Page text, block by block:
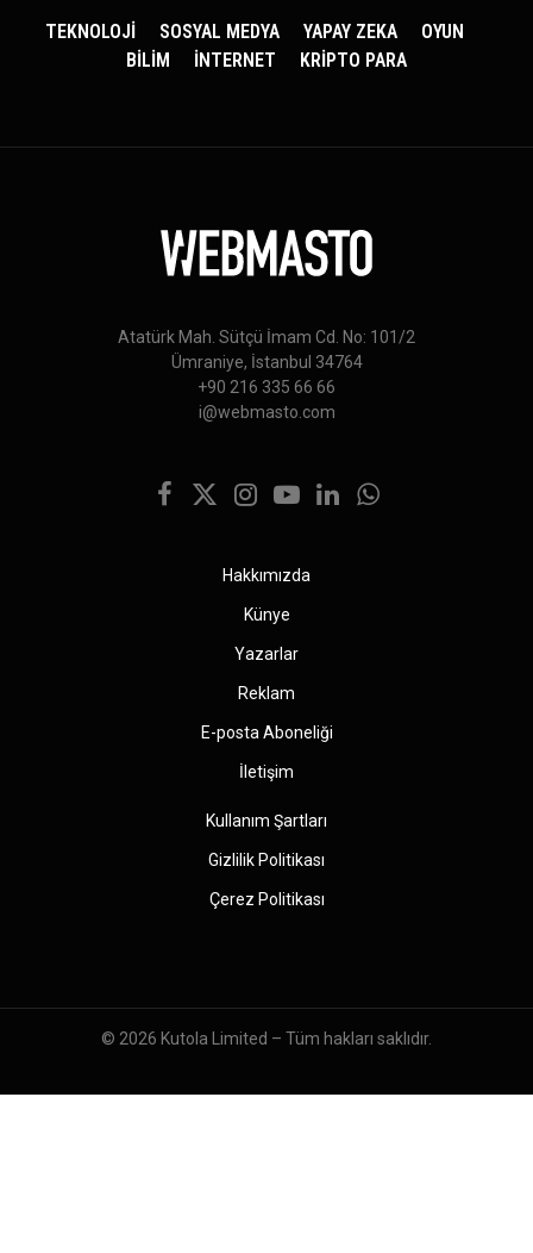
TEKNOLOJİ SOSYAL MEDYA YAPAY ZEKA
OYUN
BİLİM
İNTERNET KRİPTO PARA
Atatürk Mah. Sütçü İmam Cd. No: 101/2
Ümraniye, İstanbul 34764
+90 216 335 66 66
i@webmasto.com
Facebook
X
Instagram
YouTubeLinkedInWhatsApp
Hakkımızda
Künye
Yazarlar
Reklam
E-posta Aboneliği
İletişim
Kullanım Şartları
Gizlilik Politikası
Çerez Politikası
© 2026 Kutola Limited – Tüm hakları saklıdır.